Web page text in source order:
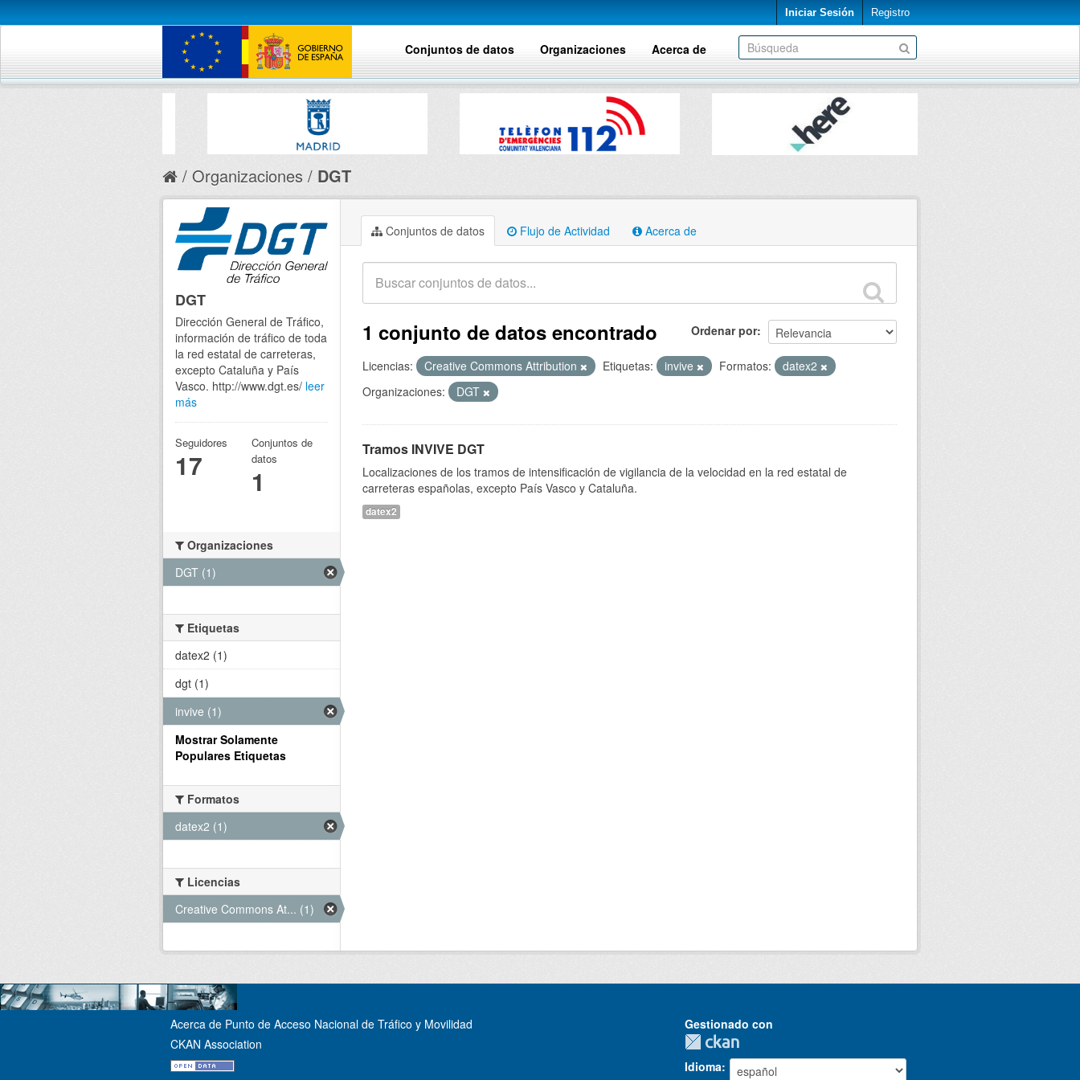
Iniciar Sesión Registro
Conjuntos de datos Organizaciones Acerca de
Organizaciones DGT
Conjuntos de datos Flujo de Actividad Acerca de
Ordenar por
1 conjunto de datos encontrado
Licencias: Creative Commons Attribution Etiquetas: invive Formatos:
datex2
Organizaciones:
DGT
Tramos INVIVE DGT
Localizaciones de los tramos de intensificación de vigilancia de la velocidad en la red estatal de
carreteras españolas, excepto País Vasco y Cataluña.
datex2
DGT
Dirección General de Tráfico,
información de tráfico de toda
la red estatal de carreteras,
excepto Cataluña y País
Vasco. http://www.dgt.es/ leer
más
Seguidores
17
Conjuntos de
datos
1
Organizaciones
DGT (1)
Etiquetas
datex2 (1)
dgt (1)
invive (1)
Mostrar Solamente
Populares Etiquetas
Formatos
datex2 (1)
Licencias
Creative Commons At... (1)
Acerca de Punto de Acceso Nacional de Tráfico y Movilidad
CKAN Association
Gestionado con
Idioma